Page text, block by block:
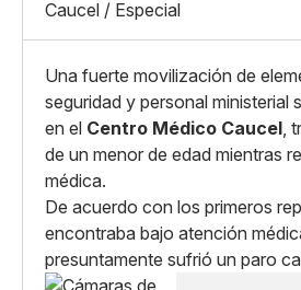
X
Whatsapp
Copiar enlace
Caucel / Especial
Una fuerte movilización de
seguridad y personal ministerial
en el Centro Médico Caucel,
de un menor de edad mientras
médica.
De acuerdo con los primeros
encontraba bajo atención
presuntamente sufrió un paro